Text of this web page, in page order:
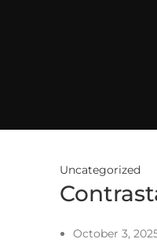
Uncategorized
October 3,